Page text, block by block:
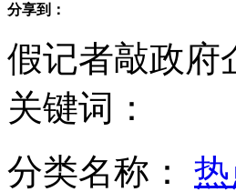
外交部:中国政府坚决反对网络
分享到：
假记者敲政府
关键词：
分类名称：